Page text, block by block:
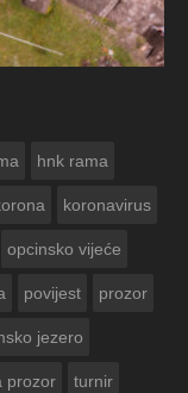
hnk rama
koronavirus
opcinsko vijeće
povijest prozor
jezero
prozor turnir